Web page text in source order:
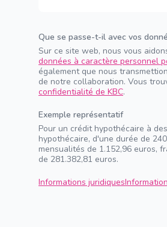
Que se passe-t-il avec vos
Sur ce site web, nous vous
données à caractère personnel
également que nous
de notre collaboration. Vous
confidentialité de KBC.
Exemple représentatif
Pour un crédit hypothécaire à
hypothécaire, d'une durée de
mensualités de 1.152,96 euros,
de 281.382,81 euros.
Informations juridiques